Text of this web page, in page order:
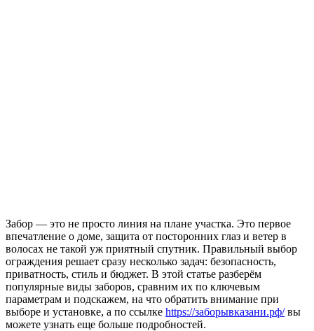
Забор — это не просто линия на плане участка. Это первое
впечатление о доме, защита от посторонних глаз и ветер в
волосах не такой уж приятный спутник. Правильный выбор
ограждения решает сразу несколько задач: безопасность,
приватность, стиль и бюджет. В этой статье разберём
популярные виды заборов, сравним их по ключевым
параметрам и подскажем, на что обратить внимание при
выборе и установке, а по ссылке https://заборывказани.рф/вы
можете узнать еще больше подробностей.